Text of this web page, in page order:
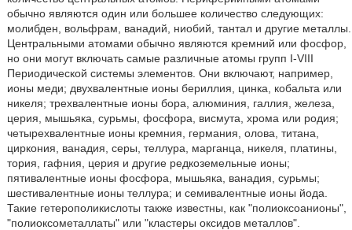
обычно являются один или большее количество следующих:
молибден, вольфрам, ванадий, ниобий, тантал и другие металлы.
Центральными атомами обычно являются кремний или фосфор,
но они могут включать самые различные атомы групп I-VIII
Периодической системы элементов. Они включают, например,
ионы меди; двухвалентные ионы бериллия, цинка, кобальта или
никеля; трехвалентные ионы бора, алюминия, галлия, железа,
церия, мышьяка, сурьмы, фосфора, висмута, хрома или родия;
четырехвалентные ионы кремния, германия, олова, титана,
циркония, ванадия, серы, теллура, марганца, никеля, платины,
тория, гафния, церия и другие редкоземельные ионы;
пятивалентные ионы фосфора, мышьяка, ванадия, сурьмы;
шестивалентные ионы теллура; и семивалентные ионы йода.
Такие гетерополикислоты также известны, как "полиоксоанионы",
"полиоксометаллаты" или "кластеры оксидов металлов".